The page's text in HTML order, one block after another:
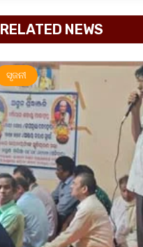
RELATED NEWS
ରାଜ୍ୟ